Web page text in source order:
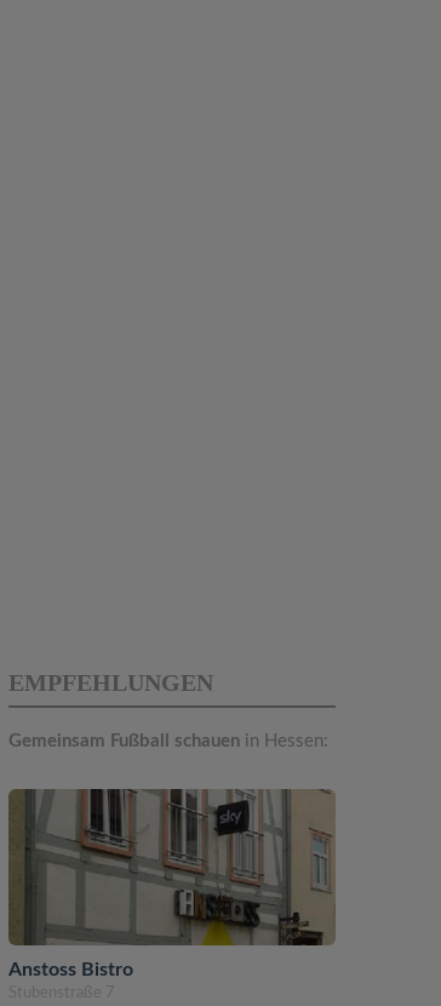
EMPFEHLUNGEN
Gemeinsam Fußball schauen in Hessen:
Anstoss Bistro
Stubenstraße 7